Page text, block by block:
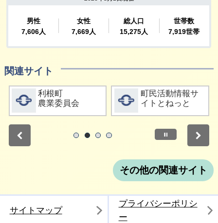
関連サイト
詳細をみる
利根町
農業委員会
詳細をみる
町民活動情報サ
イトとねっと
停止
その他の関連サイト
サイトマップ
プライバシーポリシ
ー